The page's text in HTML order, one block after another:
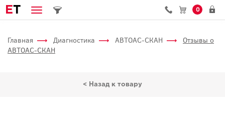
ET 0
Главная Диагностика АВТОАС-СКАН
Отзывы о
АВТОАС-СКАН
< Назад к товару